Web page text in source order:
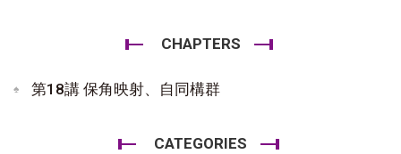
CHAPTERS
第18講 保角映射、自同構群
CATEGORIES